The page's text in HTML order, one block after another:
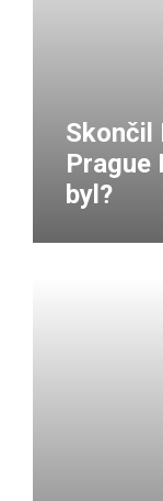
Skončil
Prague
byl?